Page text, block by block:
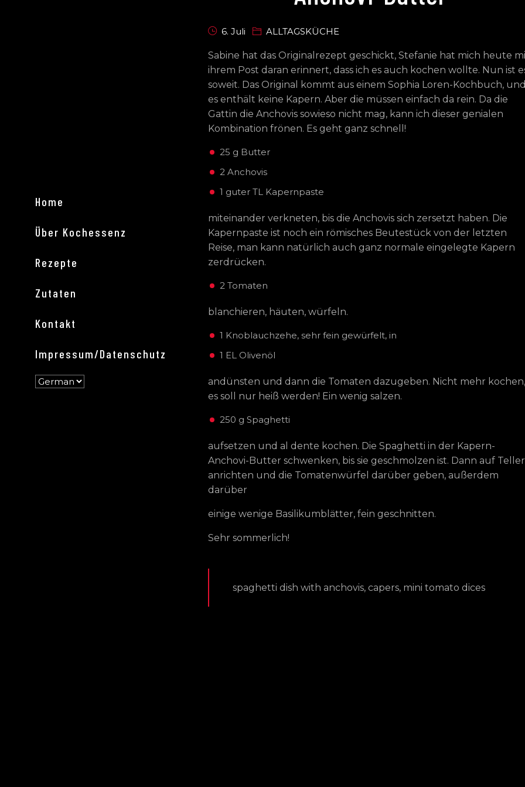
Home
Über Kochessenz
Rezepte
Zutaten
Kontakt
Impressum/Datenschutz
6. Juli ALLTAGSKÜCHE
Sabine hat das Originalrezept geschickt, Stefanie hat mich heute
ihrem Post daran erinnert, dass ich es auch kochen wollte. Nun ist
soweit. Das Original kommt aus einem Sophia Loren-Kochbuch,
es enthält keine Kapern. Aber die müssen einfach da rein. Da die
Gattin die Anchovis sowieso nicht mag, kann ich dieser genialen
Kombination frönen. Es geht ganz schnell!
25 g Butter
2 Anchovis
1 guter TL Kapernpaste
miteinander verkneten, bis die Anchovis sich zersetzt haben. Die
Kapernpaste ist noch ein römisches Beutestück von der letzten
Reise, man kann natürlich auch ganz normale eingelegte Kapern
zerdrücken.
2 Tomaten
blanchieren, häuten, würfeln.
1 Knoblauchzehe, sehr fein gewürfelt, in
1 EL Olivenöl
andünsten und dann die Tomaten dazugeben. Nicht mehr kochen,
es soll nur heiß werden! Ein wenig salzen.
250 g Spaghetti
aufsetzen und al dente kochen. Die Spaghetti in der Kapern-
Anchovi-Butter schwenken, bis sie geschmolzen ist. Dann auf
anrichten und die Tomatenwürfel darüber geben, außerdem
darüber
einige wenige Basilikumblätter, fein geschnitten.
Sehr sommerlich!
spaghetti dish with anchovis, capers, mini tomato dices